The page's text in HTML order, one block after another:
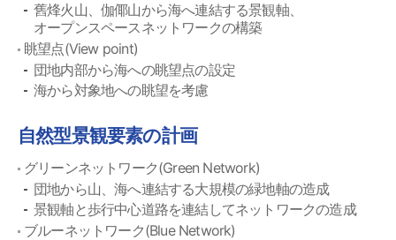
舊烽火山、伽倻山から海へ連結する景観軸、
オープンスペースネットワークの構築
眺望点(View point)
団地内部から海への眺望点の設定
海から対象地への眺望を考慮
自然型景観要素の計画
グリーンネットワーク(Green Network)
団地から山、海へ連結する大規模の緑地軸の造成
景観軸と歩行中心道路を連結してネットワークの造成
ブルーネットワーク(Blue Network)